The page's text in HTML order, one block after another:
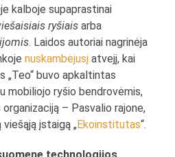
kalboje supaprastinai
ryšiais arba
. Laidos autoriai nagrinėja
nuskambėjusį atvejį, kai
„Teo“ buvo apkaltintas
mobiliojo ryšio bendrovėmis,
– Pasvalio rajone,
įstaigą „Ekoinstitutas“.
technologijos